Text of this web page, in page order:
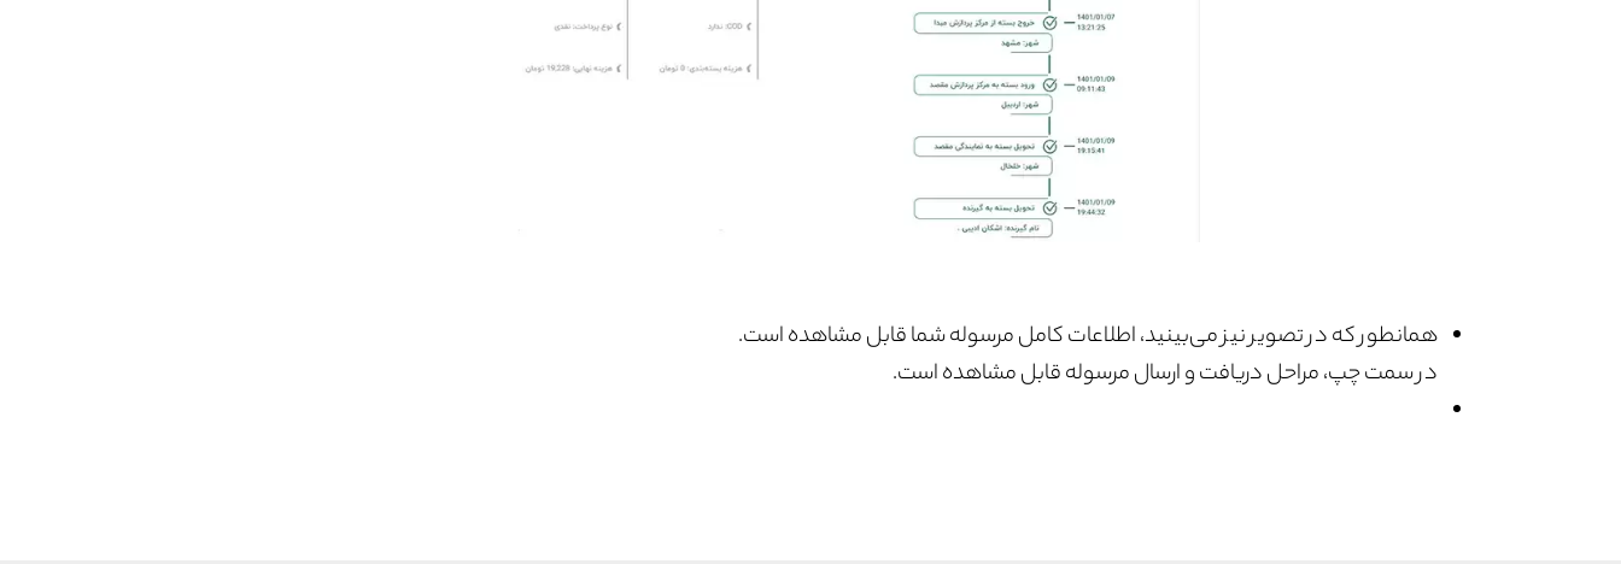
همانطور که در تصویر نیز می‌بینید، اطلاعات کامل مرسوله شما قابل مشاهده است.
در سمت چپ، مراحل دریافت و ارسال مرسوله قابل مشاهده است.